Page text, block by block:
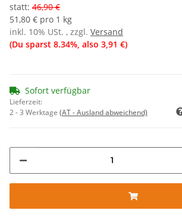
statt: 46,90 €
51,80 € pro 1 kg
inkl. 10% USt. , zzgl. Versand
(Du sparst 8.34%, also 3,91 €)
Sofort verfügbar
Lieferzeit:
2 - 3 Werktage (AT - Ausland abweichend)